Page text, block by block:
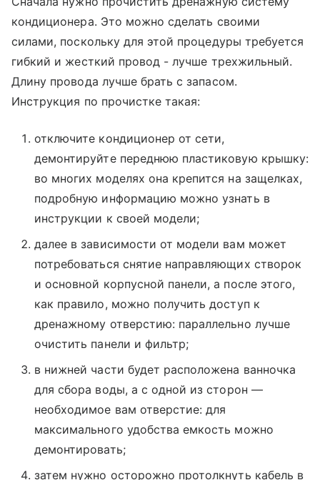
кондиционера. Это можно сделать своими
силами, поскольку для этой процедуры требуется
гибкий и жесткий провод - лучше трехжильный.
Длину провода лучше брать с запасом.
Инструкция по прочистке такая:
отключите кондиционер от сети,
демонтируйте переднюю пластиковую крышку:
во многих моделях она крепится на защелках,
подробную информацию можно узнать в
инструкции к своей модели;
далее в зависимости от модели вам может
потребоваться снятие направляющих створок
и основной корпусной панели, а после этого,
как правило, можно получить доступ к
дренажному отверстию: параллельно лучше
очистить панели и фильтр;
в нижней части будет расположена ванночка
для сбора воды, а с одной из сторон —
необходимое вам отверстие: для
максимального удобства емкость можно
демонтировать;
затем нужно осторожно протолкнуть кабель в